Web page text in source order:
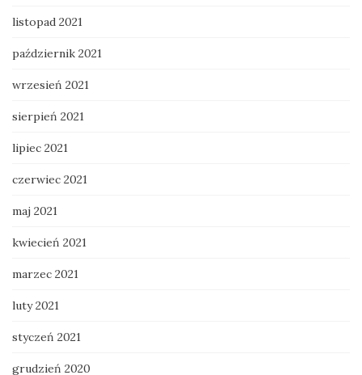
listopad 2021
październik 2021
wrzesień 2021
sierpień 2021
lipiec 2021
czerwiec 2021
maj 2021
kwiecień 2021
marzec 2021
luty 2021
styczeń 2021
grudzień 2020